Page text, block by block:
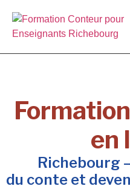
en
Richebourg
du conte et